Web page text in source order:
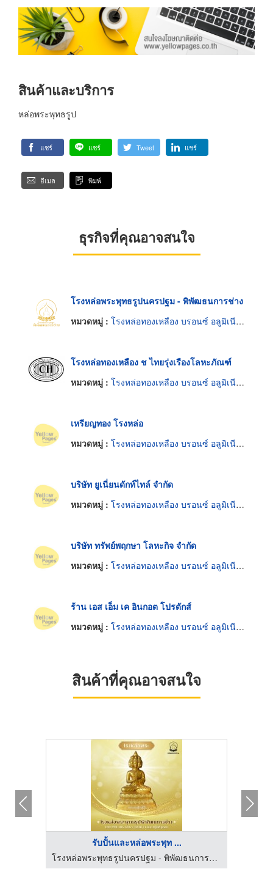
สินค้าและบริการ
หล่อพระพุทธรูป
แชร์ แชร์ Tweet แชร์
อีเมล พิมพ์
ธุรกิจที่คุณอาจสนใจ
โรงหล่อพระพุทธรูปนครปฐม - พิพัฒธนการช่าง
หมวดหมู่ : โรงหล่อทองเหลือง บรอนซ์ อลูมิเนียมและแมกนีเซียม
โรงหล่อทองเหลือง ช ไทยรุ่งเรืองโลหะภัณฑ์
หมวดหมู่ : โรงหล่อทองเหลือง บรอนซ์ อลูมิเนียมและแมกนีเซียม
เหรียญทอง โรงหล่อ
หมวดหมู่ : โรงหล่อทองเหลือง บรอนซ์ อลูมิเนียมและแมกนีเซียม
บริษัท ยูเนี่ยนดักท์ไทล์ จำกัด
หมวดหมู่ : โรงหล่อทองเหลือง บรอนซ์ อลูมิเนียมและแมกนีเซียม
บริษัท ทรัพย์พฤกษา โลหะกิจ จำกัด
หมวดหมู่ : โรงหล่อทองเหลือง บรอนซ์ อลูมิเนียมและแมกนีเซียม
ร้าน เอส เอ็ม เค อินกอต โปรดักส์
หมวดหมู่ : โรงหล่อทองเหลือง บรอนซ์ อลูมิเนียมและแมกนีเซียม
สินค้าที่คุณอาจสนใจ
รับปั้นและหล่อพระพุท ...
โรงหล่อพระพุทธรูปนครปฐม - พิพัฒธนการช่าง